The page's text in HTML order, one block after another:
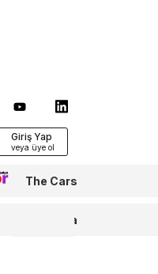
Giriş Yap
The Cars
WPP Media